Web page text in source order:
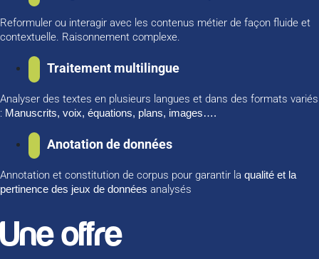
Reformuler ou interagir avec les contenus métier de façon fluide et
contextuelle. Raisonnement complexe.
Traitement multilingue
Analyser des textes en plusieurs langues et dans des formats variés
: Manuscrits, voix, équations, plans, images….
Anotation de données
Annotation et constitution de corpus pour garantir la qualité et la
pertinence des jeux de données analysés
Une offre